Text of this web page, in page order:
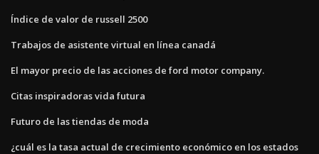
Índice de valor de russell 2500
Trabajos de asistente virtual en línea canadá
El mayor precio de las acciones de ford motor company.
Citas inspiradoras vida futura
Futuro de las tiendas de moda
¿cuál es la tasa actual de crecimiento económico en los estados